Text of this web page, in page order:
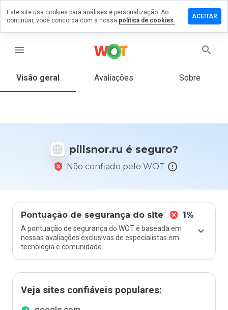
menu
Visão geral Avaliações Sobre
pillsnor.ru é seguro?
Não confiado pelo WOT
Pontuação de segurança do site 1%
A pontuação de segurança do WOT é baseada em
nossas avaliações exclusivas de especialistas em
tecnologia e comunidade.
Veja sites confiáveis populares:
um
que
Este site usa cookies para análises e personalização. Ao
continuar, você concorda com a nossa política de cookies.
ACEITAR